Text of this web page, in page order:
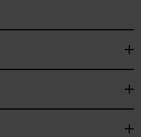
EINKAUFSBEDINGUNGEN